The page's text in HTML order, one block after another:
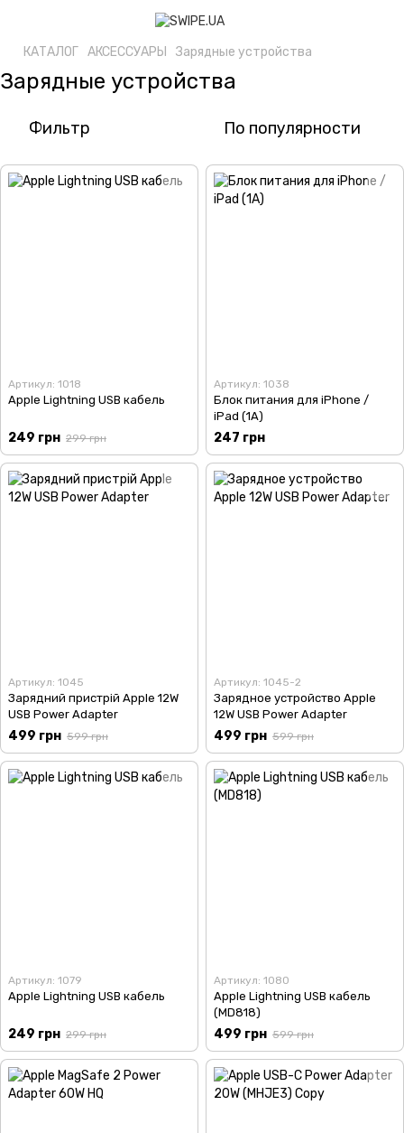
КАТАЛОГ АКСЕССУАРЫ Зарядные устройства
Зарядные устройства
Фильтр По популярности
Артикул: 1018
Apple Lightning USB кабель
249 грн 299 грн
Артикул: 1038
Блок питания для iPhone /
iPad (1A)
247 грн
Артикул: 1045
Зарядний пристрій Apple 12W
USB Power Adapter
499 грн 599 грн
Артикул: 1045-2
Зарядное устройство Apple
12W USB Power Adapter
499 грн 599 грн
Артикул: 1079
Apple Lightning USB кабель
249 грн 299 грн
Артикул: 1080
Apple Lightning USB кабель
(MD818)
499 грн 599 грн